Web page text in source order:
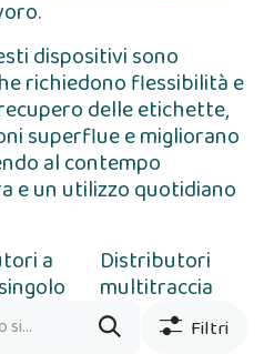
dispositivi sono
richiedono flessibilità e
delle etichette,
superflue e migliorano
al contempo
e un utilizzo quotidiano
a Distributori
multitraccia
Filtri